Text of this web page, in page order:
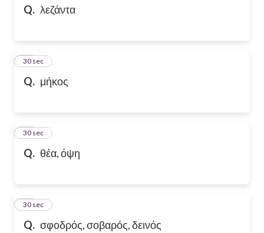
Q. λεζάντα
Q. μήκος
35
30 sec
Q. θέα, όψη
36
30 sec
Q. σφοδρός, σοβαρός, δεινός
37
30 sec